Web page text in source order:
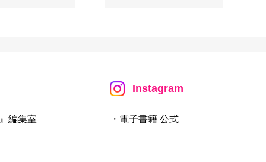
編集室
Instagram
・電子書籍 公式